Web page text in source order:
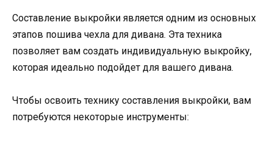
Составление выкройки является одним из основных
этапов пошива чехла для дивана. Эта техника
позволяет вам создать индивидуальную выкройку,
которая идеально подойдет для вашего дивана.
Чтобы освоить технику составления выкройки, вам
потребуются некоторые инструменты: